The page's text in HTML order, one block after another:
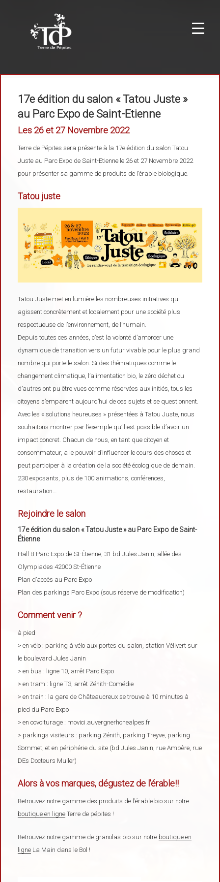
17e édition du salon « Tatou Juste »
au Parc Expo de Saint-Etienne
Les 26 et 27 Novembre 2022
Terre de Pépites sera présente à la 17e édition du salon Tatou
Juste au Parc Expo de Saint-Etienne le 26 et 27 Novembre 2022
pour présenter sa gamme de produits de l’érable biologique.
Tatou juste
Tatou Juste met en lumière les nombreuses initiatives qui
agissent concrètement et localement pour une société plus
respectueuse de l’environnement, de l’humain.
Depuis toutes ces années, c’est la volonté d’amorcer une
dynamique de transition vers un futur vivable pour le plus grand
nombre qui porte le salon. Si des thématiques comme le
changement climatique, l’alimentation bio, le zéro déchet ou
d’autres ont pu être vues comme réservées aux initiés, tous les
citoyens s’emparent aujourd’hui de ces sujets et se questionnent.
Avec les « solutions heureuses » présentées à Tatou Juste, nous
souhaitons montrer par l’exemple qu’il est possible d’avoir un
impact concret. Chacun de nous, en tant que citoyen et
consommateur, a le pouvoir d’influencer le cours des choses et
peut participer à la création de la société écologique de demain.
230 exposants, plus de 100 animations, conférences,
restauration…
Rejoindre le salon
17e édition du salon « Tatou Juste » au Parc Expo de Saint-
Étienne
Hall B Parc Expo de St-Étienne, 31 bd Jules Janin, allée des
Olympiades 42000 St-Étienne
Plan d’accès au Parc Expo
Plan des parkings Parc Expo (sous réserve de modification)
Comment venir ?
à pied
> en vélo : parking à vélo aux portes du salon, station Vélivert sur
le boulevard Jules Janin
> en bus : ligne 10, arrêt Parc Expo
> en tram : ligne T3, arrêt Zénith-Comédie
> en train : la gare de Châteaucreux se trouve à 10 minutes à
pied du Parc Expo
> en covoiturage : movici.auvergnerhonealpes.fr
> parkings visiteurs : parking Zénith, parking Treyve, parking
Sommet, et en périphérie du site (bd Jules Janin, rue Ampère, rue
DEs Docteurs Muller)
Alors à vos marques, dégustez de l’érable!!
Retrouvez notre gamme des produits de l’érable bio sur notre
boutique en ligne Terre de pépites !
Retrouvez notre gamme de granolas bio sur notre boutique en
ligne La Main dans le Bol !